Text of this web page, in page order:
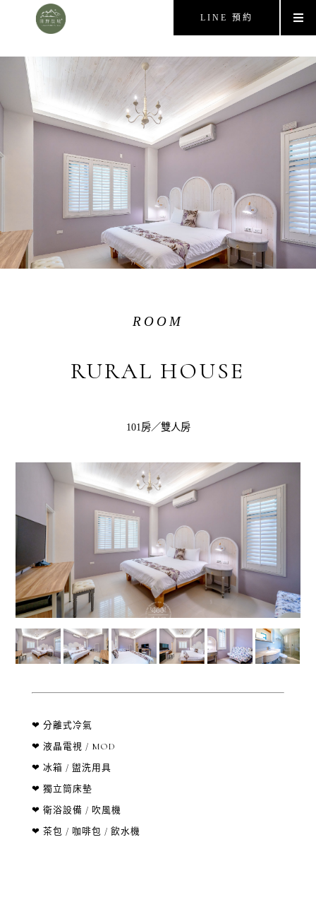
LINE 預約
ROOM
RURAL HOUSE
101房／雙人房
❤ 分離式冷氣
❤ 液晶電視 / MOD
❤ 冰箱 / 盥洗用具
❤ 獨立筒床墊
❤ 衛浴設備 / 吹風機
❤ 茶包 / 咖啡包 / 飲水機